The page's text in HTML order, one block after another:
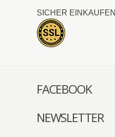
SICHER EINKAUFEN
FACEBOOK
NEWSLETTER